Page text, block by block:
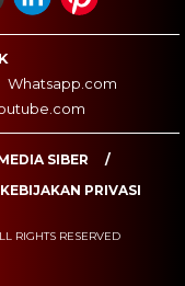
Whatsapp.com
SIBER
PRIVASI
RIGHTS RESERVED